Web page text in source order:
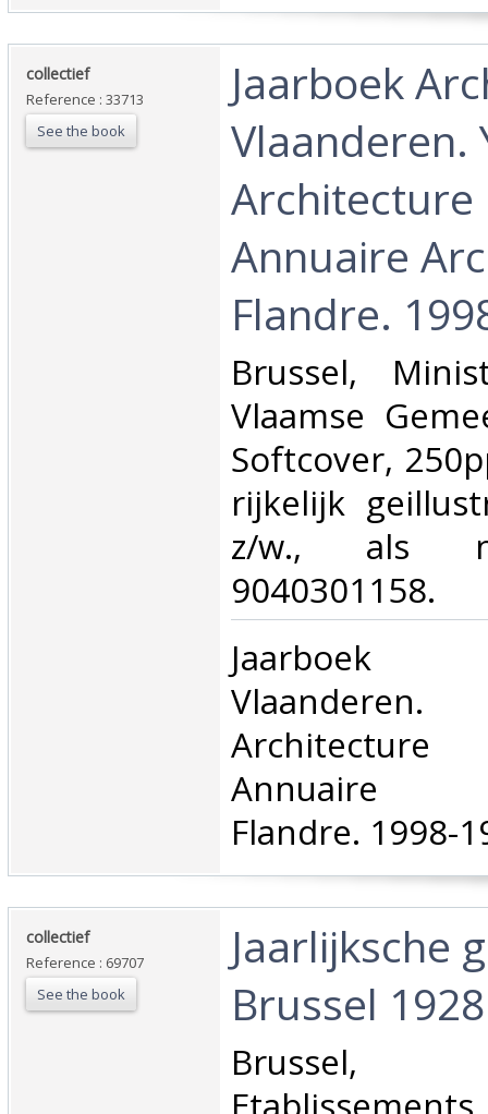
‎collectief‎
Reference : 33713
See the book
‎Jaarboek
Vlaanderen.
Architecture
Annuaire
Flandre.
‎Brussel,
Vlaamse
Softcover,
rijkelijk
z/w., als
9040301158.‎
‎Jaarboek
Annuaire
Flandre. 1998-
‎collectief‎
Reference : 69707
See the book
‎Jaarlijksche
Brussel 1928‎
‎Brussel,